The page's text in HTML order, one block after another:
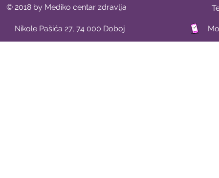
© 2018 by Mediko centar zdravlja
Nikole Pašića 27, 74 000 Doboj